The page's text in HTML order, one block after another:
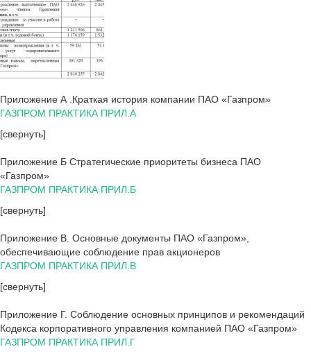
Приложение А .Краткая история компании ПАО «Газпром»
ГАЗПРОМ ПРАКТИКА ПРИЛ.А
[свернуть]
Приложение Б Стратегические приоритеты бизнеса ПАО
«Газпром»
ГАЗПРОМ ПРАКТИКА ПРИЛ.Б
[свернуть]
Приложение В. Основные документы ПАО «Газпром»,
обеспечивающие соблюдение прав акционеров
ГАЗПРОМ ПРАКТИКА ПРИЛ.В
[свернуть]
Приложение Г. Соблюдение основных принципов и рекомендаций
Кодекса корпоративного управления компанией ПАО «Газпром»
ГАЗПРОМ ПРАКТИКА ПРИЛ.Г